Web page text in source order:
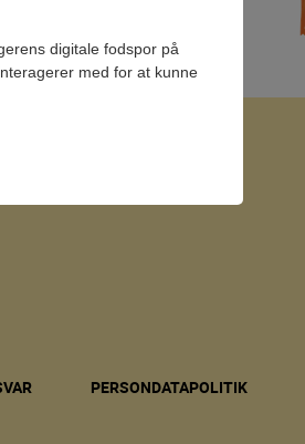
PERSONDATAPOLITIK
digitale fodspor på
med for at kunne